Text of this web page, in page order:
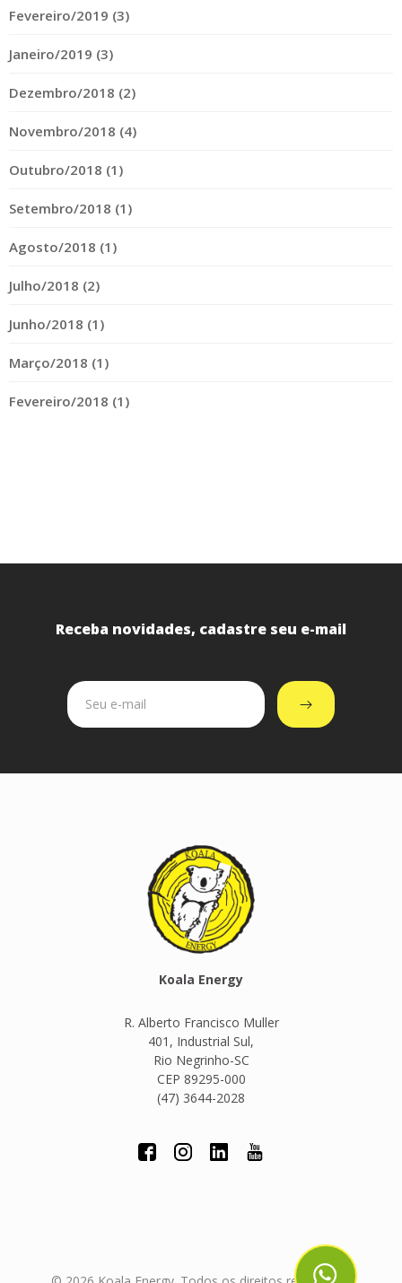
Fevereiro/2019 (3)
Janeiro/2019 (3)
Dezembro/2018 (2)
Novembro/2018 (4)
Outubro/2018 (1)
Setembro/2018 (1)
Agosto/2018 (1)
Julho/2018 (2)
Junho/2018 (1)
Março/2018 (1)
Fevereiro/2018 (1)
Receba novidades, cadastre seu e-mail
Koala Energy
R. Alberto Francisco Muller
401, Industrial Sul,
Rio Negrinho-SC
CEP 89295-000
(47) 3644-2028